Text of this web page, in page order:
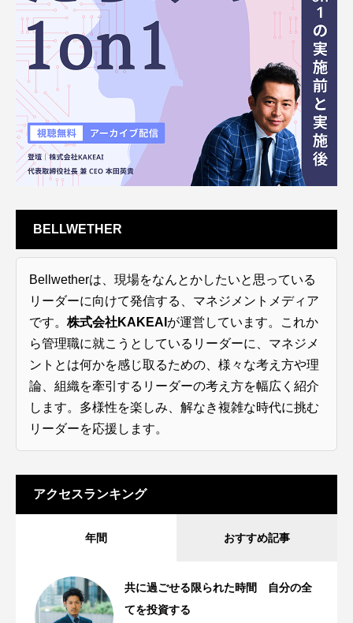
BELLWETHER
Bellwetherは、現場をなんとかしたいと思っている
リーダーに向けて発信する、マネジメントメディア
です。 株式会社KAKEAI が運営しています。これか
ら管理職に就こうとしているリーダーに、マネジメ
ントとは何かを感じ取るための、様々な考え方や理
論、組織を牽引するリーダーの考え方を幅広く紹介
します。多様性を楽しみ、解なき複雑な時代に挑む
リーダーを応援します。
アクセスランキング
年間 おすすめ記事
共に過ごせる限られた時間 自分の全
てを投資する